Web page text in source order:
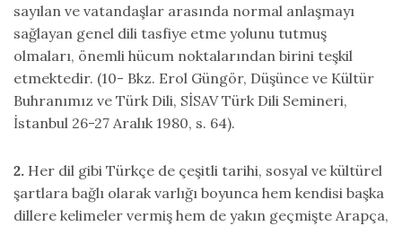
sayılan ve vatandaşlar arasında normal anlaşmayı
sağlayan genel dili tasfiye etme yolunu tutmuş
olmaları, önemli hücum noktalarından birini teşkil
etmektedir. (10- Bkz. Erol Güngör, Düşünce ve Kültür
Buhranımız ve Türk Dili, SİSAV Türk Dili Semineri,
İstanbul 26-27 Aralık 1980, s. 64).
2. Her dil gibi Türkçe de çeşitli tarihi, sosyal ve kültürel
şartlara bağlı olarak varlığı boyunca hem kendisi başka
dillere kelimeler vermiş hem de yakın geçmişte Arapça,